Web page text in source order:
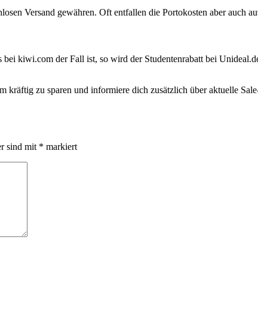
Versand gewähren. Oft entfallen die Portokosten aber auch
kiwi.com der Fall ist, so wird der Studentenrabatt bei
kräftig zu sparen und informiere dich zusätzlich über aktuelle
sind mit * markiert